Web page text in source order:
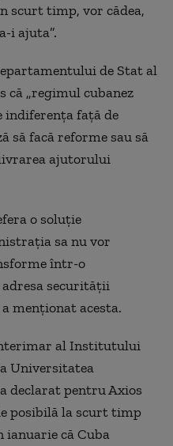
scurt timp, vor cădea,
i ajuta”.
de Stat al
că „regimul cubanez
indiferența față de
să facă reforme sau să
ajutorului
o soluție
sa nu vor
într-o
securității
menționat acesta.
al Institutului
Universitatea
declarat pentru Axios
posibilă la scurt timp
că Cuba